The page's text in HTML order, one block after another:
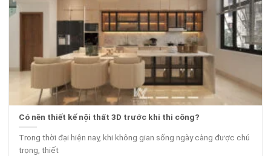
Có nên thiết kế nội thất 3D trước khi thi công?
Trong thời đại hiện nay, khi không gian sống ngày càng được chú
trọng, thiết